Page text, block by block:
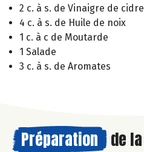
2 c. à s. de Vinaigre de cidre
4 c. à s. de Huile de noix
1 c. à c de Moutarde
1 Salade
3 c. à s. de Aromates
Préparation de la